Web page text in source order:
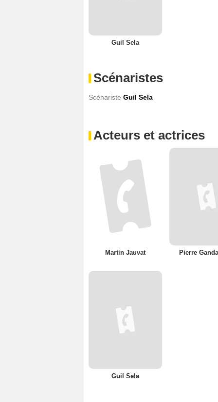
Guil Sela
Scénaristes
Scénariste Guil Sela
Acteurs et actrices
Martin Jauvat Pierre
Guil Sela